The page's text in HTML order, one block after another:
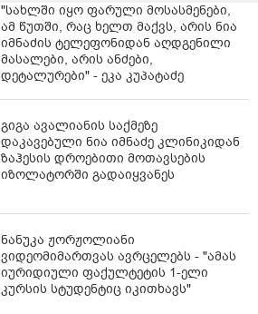
"სახლში იყო ფარული მოსასმენები,
ამ წუთში, რაც ხელთ მაქვს, არის ნია
იმნაძის ტელეფონიდან აღდგენილი
მასალები, არის ანძები,
დეტალურები" - ეკა კუპატაძე
გიგა ავალიანის საქმეზე
დაკავებული ნია იმნაძე კლინიკიდან
ზაჰესის დროებითი მოთავსების
იზოლატორში გადაიყვანეს
ნანუკა ჟორჟოლიანი
ვიდეომიმართვას ავრცელებს - "ამას
იურიდიული ფაქულტეტის 1-ელი
კურსის სტუდენტიც იკითხავს"